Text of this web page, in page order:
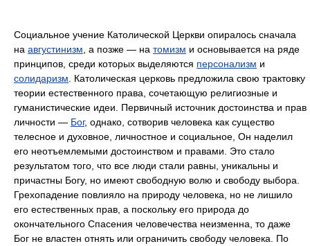
Социальное учение Католической Церкви опиралось сначала
на августинизм , а позже — на томизм и основывается на ряде
принципов, среди которых выделяются персонализм и
солидаризм . Католическая церковь предложила свою трактовку
теории естественного права, сочетающую религиозные и
гуманистические идеи. Первичный источник достоинства и прав
личности — Бог, однако, сотворив человека как существо
телесное и духовное, личностное и социальное, Он наделил
его неотъемлемыми достоинством и правами. Это стало
результатом того, что все люди стали равны, уникальны и
причастны Богу, но имеют свободную волю и свободу выбора.
Грехопадение повлияло на природу человека, но не лишило
его естественных прав, а поскольку его природа до
окончательного Спасения человечества неизменна, то даже
Бог не властен отнять или ограничить свободу человека. По